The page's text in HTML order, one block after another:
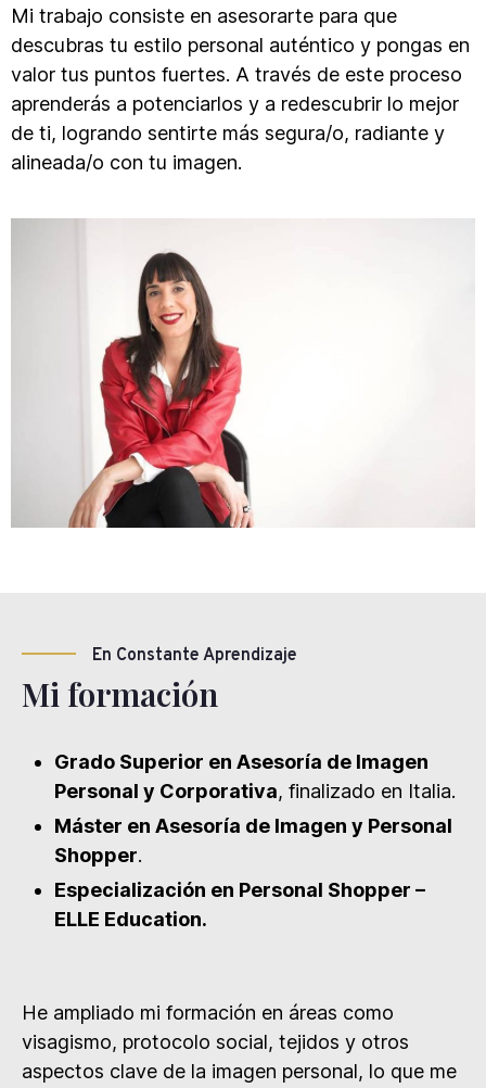
Mi trabajo consiste en asesorarte para que
descubras tu estilo personal auténtico y pongas en
valor tus puntos fuertes. A través de este proceso
aprenderás a potenciarlos y a redescubrir lo mejor
de ti, logrando sentirte más segura/o, radiante y
alineada/o con tu imagen.
En Constante Aprendizaje
Mi formación
Grado Superior en Asesoría de Imagen
Personal y Corporativa, finalizado en Italia.
Máster en Asesoría de Imagen y Personal
Shopper.
Especialización en Personal Shopper –
ELLE Education.
He ampliado mi formación en áreas como
visagismo, protocolo social, tejidos y otros
aspectos clave de la imagen personal, lo que me